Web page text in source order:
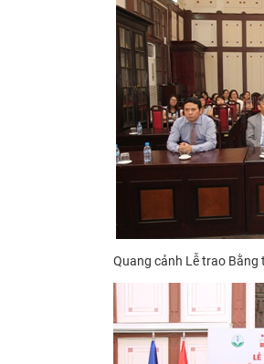
Quang cảnh Lễtrao Bằng